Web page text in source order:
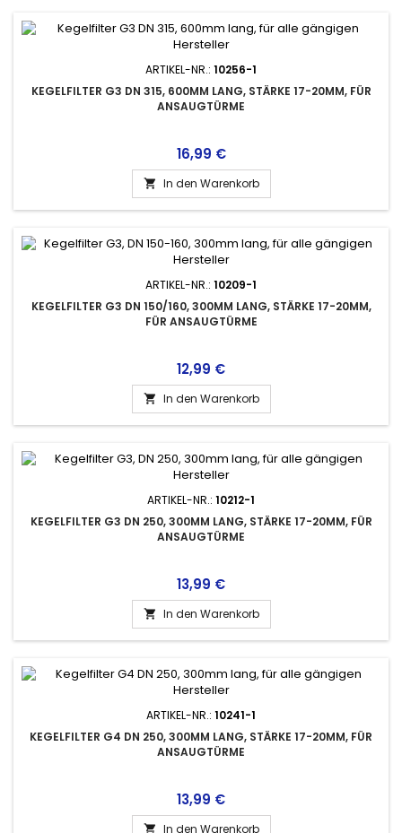
ARTIKEL-NR.: 10256-1
KEGELFILTER G3 DN 315, 600MM LANG, STÄRKE 17-20MM, FÜR
ANSAUGTÜRME
Preis
16,99 €
 In den Warenkorb
ARTIKEL-NR.: 10209-1
KEGELFILTER G3 DN 150/160, 300MM LANG, STÄRKE 17-20MM,
FÜR ANSAUGTÜRME
Preis
12,99 €
 In den Warenkorb
ARTIKEL-NR.: 10212-1
KEGELFILTER G3 DN 250, 300MM LANG, STÄRKE 17-20MM, FÜR
ANSAUGTÜRME
Preis
13,99 €
 In den Warenkorb
ARTIKEL-NR.: 10241-1
KEGELFILTER G4 DN 250, 300MM LANG, STÄRKE 17-20MM, FÜR
ANSAUGTÜRME
Preis
13,99 €
 In den Warenkorb